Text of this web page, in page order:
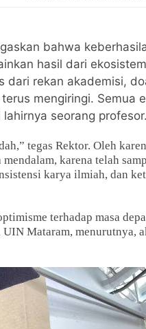
bahwa
hasil dari
dari rekan akademisi,
mengiringi. Semua
seorang profesor.
tegas Rektor. Oleh
karena telah
karya ilmiah, dan
terhadap masa
Mataram, menurutnya,